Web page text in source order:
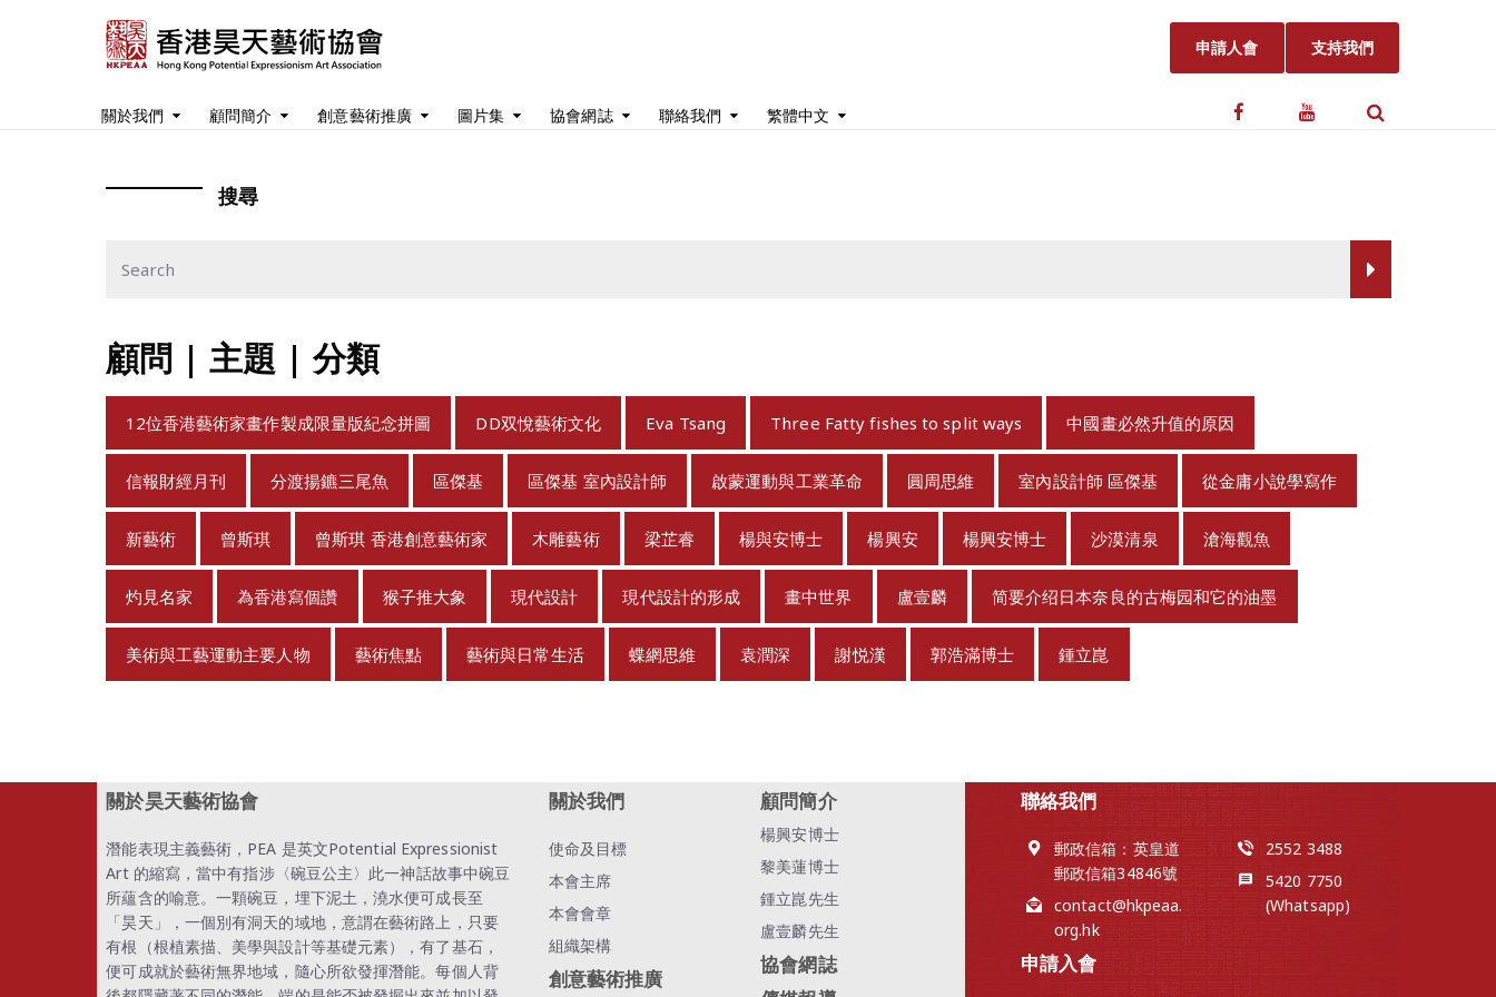
關於我們 顧問簡介 創意藝術推廣 圖片集 協會網誌 聯絡我們 繁體中文
支持我們
申請人會
搜尋
顧問 | 主題 | 分類
12位香港藝術家畫作製成限量版紀念拼圖 DD双悅藝術文化 Eva Tsang Three Fatty fishes to split ways 中國畫必然升值的原因
信報財經月刊 分渡揚鑣三尾魚 區傑基 區傑基 室內設計師 啟蒙運動與工業革命 圓周思維 室內設計師 區傑基 從金庸小說學寫作
新藝術 曾斯琪 曾斯琪 香港創意藝術家 木雕藝術 梁芷睿 楊與安博士 楊興安 楊興安博士 沙漠清泉 滄海觀魚
灼見名家 為香港寫個讚 猴子推大象 現代設計 現代設計的形成 畫中世界 盧壹麟 简要介绍日本奈良的古梅园和它的油墨
美術與工藝運動主要人物 藝術焦點 藝術與日常生活 蝶網思維 袁潤深 謝悦漢 郭浩滿博士 鍾立崑
關於昊天藝術協會
潛能表現主義藝術，PEA 是英文Potential Expressionist
Art 的縮寫，當中有指涉〈碗豆公主〉此一神話故事中碗豆
所蘊含的喻意。一顆碗豆，埋下泥土，澆水便可成長至
「昊天」，一個別有洞天的域地，意謂在藝術路上，只要
有根（根植素描、美學與設計等基礎元素），有了基石，
便可成就於藝術無界地域，隨心所欲發揮潛能。每個人背
關於我們
使命及目標
本會主席
本會會章
組織架構
創意藝術推廣
顧問簡介
楊興安博士
黎美蓮博士
鍾立崑先生
盧壹麟先生
協會網誌
聯絡我們
郵政信箱：英皇道
郵政信箱34846號
contact@hkpeaa.
org.hk
2552 3488
5420 7750
(Whatsapp)
申請入會